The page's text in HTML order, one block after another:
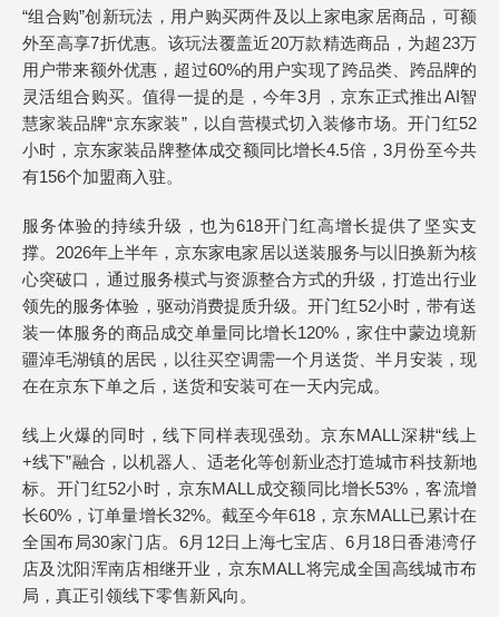
“组合购”创新玩法，用户购买两件及以上家电家居商品，可额
外至高享7折优惠。该玩法覆盖近20万款精选商品，为超23万
用户带来额外优惠，超过60%的用户实现了跨品类、跨品牌的
灵活组合购买。值得一提的是，今年3月，京东正式推出AI智
慧家装品牌“京东家装”，以自营模式切入装修市场。开门红52
小时，京东家装品牌整体成交额同比增长4.5倍，3月份至今共
有156个加盟商入驻。
服务体验的持续升级，也为618开门红高增长提供了坚实支
撑。2026年上半年，京东家电家居以送装服务与以旧换新为核
心突破口，通过服务模式与资源整合方式的升级，打造出行业
领先的服务体验，驱动消费提质升级。开门红52小时，带有送
装一体服务的商品成交单量同比增长120%，家住中蒙边境新
疆淖毛湖镇的居民，以往买空调需一个月送货、半月安装，现
在在京东下单之后，送货和安装可在一天内完成。
线上火爆的同时，线下同样表现强劲。京东MALL深耕“线上
+线下”融合，以机器人、适老化等创新业态打造城市科技新地
标。开门红52小时，京东MALL成交额同比增长53%，客流增
长60%，订单量增长32%。截至今年618，京东MALL已累计在
全国布局30家门店。6月12日上海七宝店、6月18日香港湾仔
店及沈阳浑南店相继开业，京东MALL将完成全国高线城市布
局，真正引领线下零售新风向。